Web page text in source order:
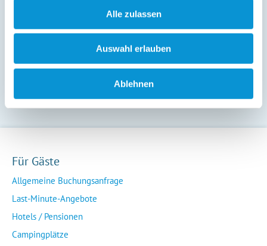
Alle zulassen
Auswahl erlauben
Ablehnen
1 - 4
Für Gäste
Allgemeine Buchungsanfrage
Last-Minute-Angebote
Hotels / Pensionen
Campingplätze